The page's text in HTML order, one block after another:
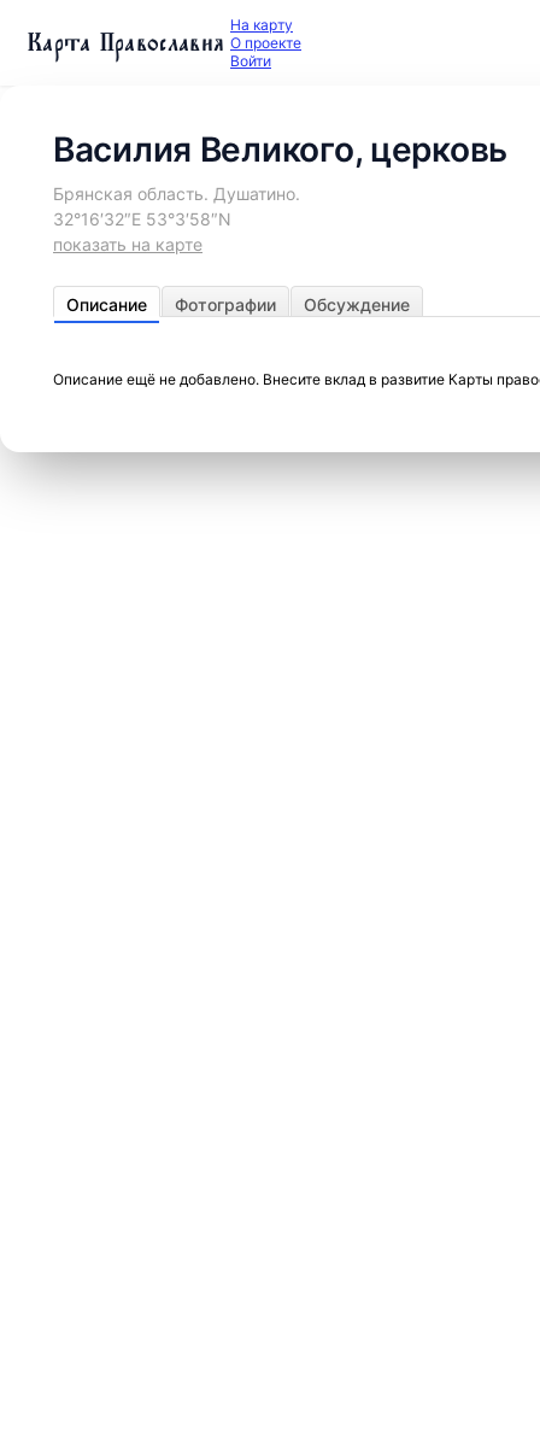
Карта Православия На карту
О проекте
Войти
Василия Великого, церковь
Брянская область. Душатино.
32°16′32″E 53°3′58″N
показать на карте
Описание Фотографии Обсуждение
Описание ещё не добавлено. Внесите вклад в развитие Карты